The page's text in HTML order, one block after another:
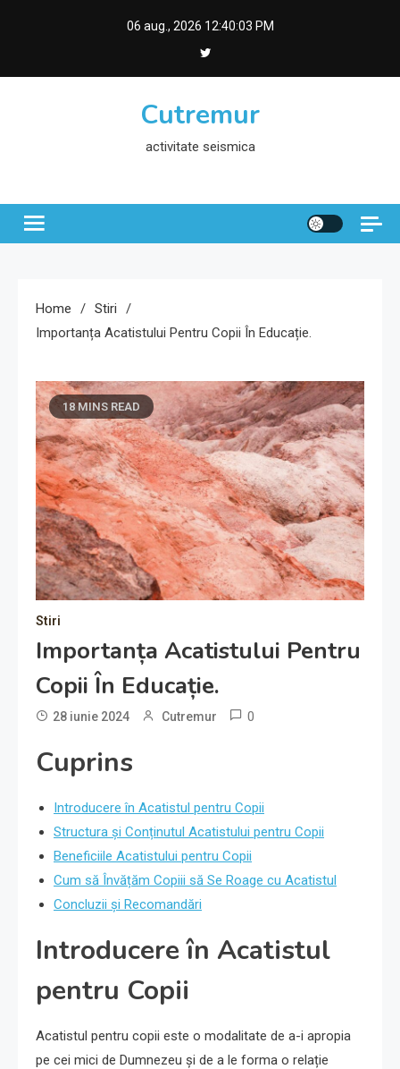
06 aug., 2026 12:40:04 PM
Cutremur
activitate seismica
Home
Stiri
Importanța Acatistului Pentru Copii În Educație.
18 MINS READ
Stiri
Importanța Acatistului Pentru
Copii În Educație.
28 iunie 2024 Cutremur 0
Cuprins
Introducere în Acatistul pentru Copii
Structura și Conținutul Acatistului pentru Copii
Beneficiile Acatistului pentru Copii
Cum să Învățăm Copiii să Se Roage cu Acatistul
Concluzii și Recomandări
Introducere în Acatistul
pentru Copii
Acatistul pentru copii este o modalitate de a-i apropia
pe cei mici de Dumnezeu și de a le forma o relație